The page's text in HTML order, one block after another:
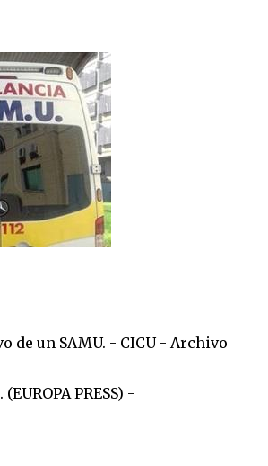
de un SAMU. - CICU - Archivo
PRESS) -